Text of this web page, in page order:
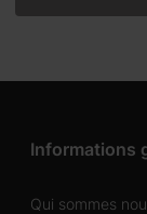
Informations
Qui sommes